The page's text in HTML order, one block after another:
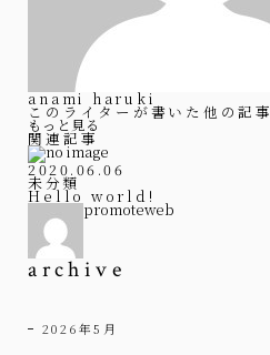
anami haruki
このライターが書いた他の記事
もっと見る
関連記事
2020.06.06
未分類
Hello world!
promoteweb
archive
2026年5月